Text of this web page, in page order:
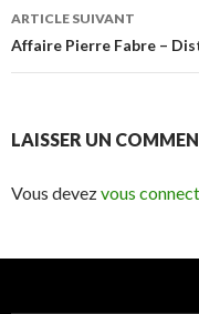
ARTICLE SUIVANT
Affaire Pierre Fabre –
LAISSER UN
Vous devezvous